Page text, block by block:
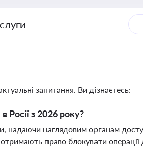
запитання. Ви дізнаєтесь:
Росії з 2026 року?
надаючи наглядовим органам
право блокувати операції